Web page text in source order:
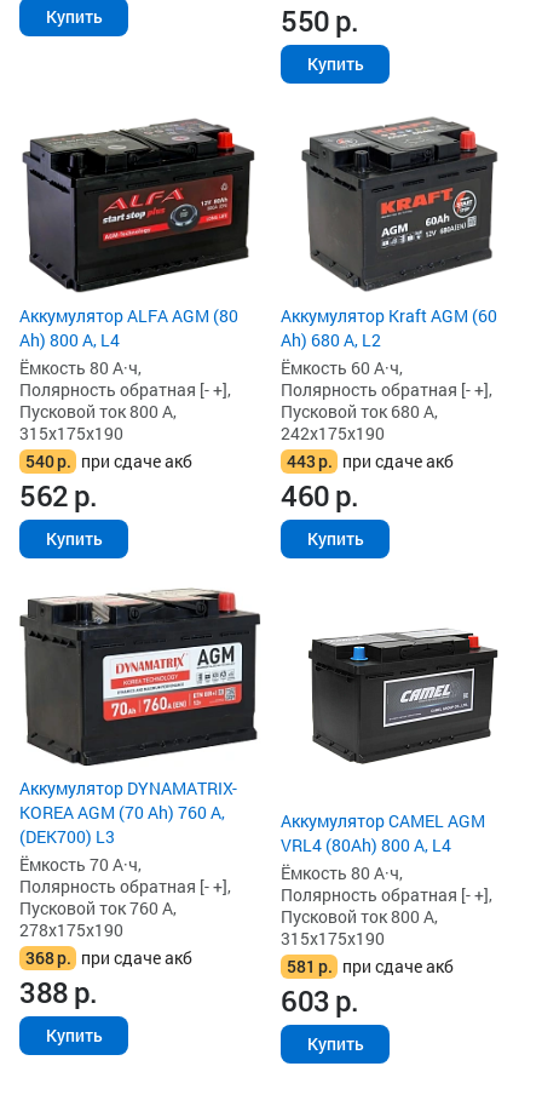
Купить 550р.
Купить
Аккумулятор ALFA AGM (80
Ah) 800 А, L4
Ёмкость 80 А·ч,
Полярность обратная [- +],
Пусковой ток 800 А,
315x175x190
540р. при сдаче акб
562р.
Купить
Аккумулятор Kraft AGM (60
Ah) 680 А, L2
Ёмкость 60 А·ч,
Полярность обратная [- +],
Пусковой ток 680 А,
242x175x190
443р. при сдаче акб
460р.
Купить
Аккумулятор DYNAMATRIX-
KOREA AGM (70 Ah) 760 А,
(DEK700) L3
Ёмкость 70 А·ч,
Полярность обратная [- +],
Пусковой ток 760 А,
278x175x190
368р. при сдаче акб
388р.
Купить
Аккумулятор CAMEL AGM
VRL4 (80Ah) 800 А, L4
Ёмкость 80 А·ч,
Полярность обратная [- +],
Пусковой ток 800 А,
315x175x190
581 р. при сдаче акб
603р.
Купить